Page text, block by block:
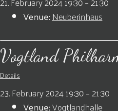
Venue:Neuberinhaus
Vogtland
Details
23. February 2024 19:30–21:30
Venue:Vogtlandhalle